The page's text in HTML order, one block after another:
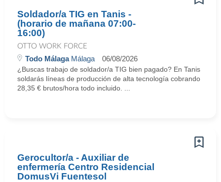
Soldador/a TIG en Tanis -
(horario de mañana 07:00-
16:00)
OTTO WORK FORCE
Todo MálagaMálaga 06/08/2026
¿Buscas trabajo de soldador/a TIG bien pagado? En Tanis
soldarás líneas de producción de alta tecnología cobrando
28,35 € brutos/hora todo incluido. ...
Gerocultor/a - Auxiliar de
enfermería Centro Residencial
DomusVi Fuentesol